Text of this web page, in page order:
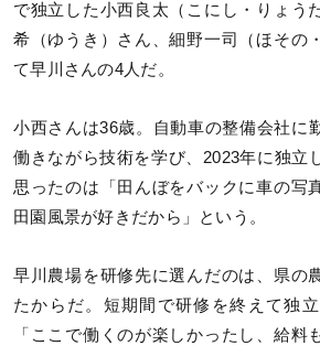
で独立した小西良太（こにし・りょう
希（ゆうき）さん、細野一司（ほその
て早川さんの4人だ。
小西さんは36歳。自動車の整備会社に
働きながら技術を学び、2023年に独立
思ったのは「田んぼをバックに車の写
田園風景が好きだから」という。
早川農場を研修先に選んだのは、県の
たからだ。短期間で研修を終えて独
「ここで働くのが楽しかったし、給料